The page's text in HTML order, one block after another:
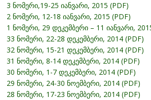
3 ნომერი,19-25 იანვარი, 2015 (PDF)
2 ნომერი, 12-18 იანვარი, 2015 (PDF)
1 ნომერი, 29 დეკემბერი – 11 იანვარი,
33 ნომერი, 22-28 დეკემბერი, 2014 (PDF)
32 ნომერი, 15-21 დეკემბერი, 2014 (PDF)
31 ნომერი, 8-14 დეკემბერი, 2014 (PDF)
30 ნომერი, 1-7 დეკემბერი, 2014 (PDF)
29 ნომერი, 24-30 ნოემბერი, 2014 (PDF)
28 ნომერი, 17-23 ნოემბერი, 2014 (PDF)